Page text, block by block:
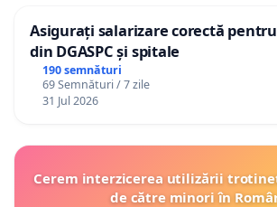
Asigurați salarizare corectă
din DGASPC și spitale
190 semnături
69 Semnături / 7 zile
31 Jul 2026
Cerem interzicerea utilizării
de către minori în